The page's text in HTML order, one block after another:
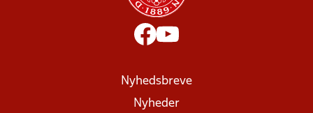
Nyhedsbreve
Nyheder